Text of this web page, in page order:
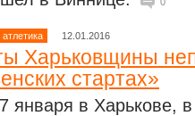
атлетика 12.01.2016
Харьковщины
стартах»
января в Харькове,